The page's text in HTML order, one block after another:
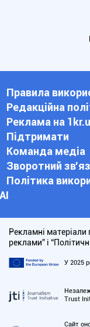
Правила
Редакційна
Реклама на
Підтримати
Команда медіа
Зворотний
Політика
АІ
Рекламні
реклами” і
У 2025
Trust
Сайт